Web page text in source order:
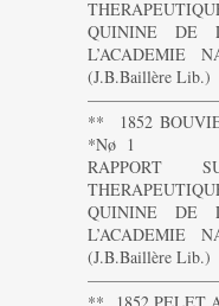
QUININE DE
L’ACADEMIE
(J.B.Baillère Lib.)
** 1852
*Nø 1
RAPPORT
QUININE DE
L’ACADEMIE
(J.B.Baillère Lib.)